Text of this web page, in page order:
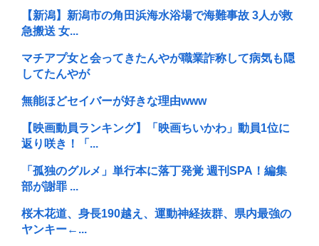
【新潟】新潟市の角田浜海水浴場で海難事故 3人が救
急搬送 女...
マチアプ女と会ってきたんやが職業詐称して病気も隠
してたんやが
無能ほどセイバーが好きな理由www
【映画動員ランキング】「映画ちいかわ」動員1位に
返り咲き！「...
「孤独のグルメ」単行本に落丁発覚 週刊SPA！編集
部が謝罪 ...
桜木花道、身長190越え、運動神経抜群、県内最強の
ヤンキー←...